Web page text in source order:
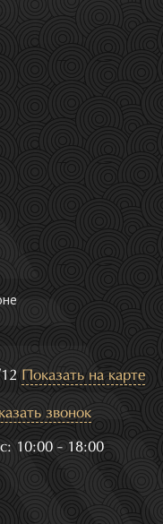
12 Показать на карте
звонок
10:00 - 18:00